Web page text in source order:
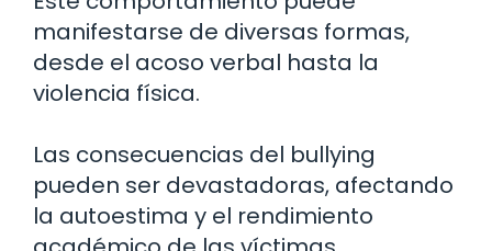
manifestarse de diversas formas,
desde el acoso verbal hasta la
violencia física.
Las consecuencias del bullying
pueden ser devastadoras, afectando
la autoestima y el rendimiento